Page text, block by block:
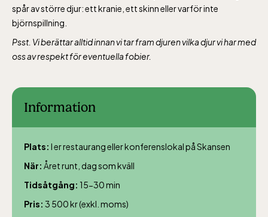
spår av större djur: ett kranie, ett skinn eller varför inte
björnspillning.
Psst. Vi berättar alltid innan vi tar fram djuren vilka djur vi har med
oss av respekt för eventuella fobier.
Information
Plats: I er restaurang eller konferenslokal på Skansen
När: Året runt, dag som kväll
Tidsåtgång: 15-30 min
Pris: 3 500 kr (exkl. moms)